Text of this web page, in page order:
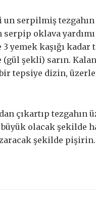
serpilmiş
serpip oklava
yemek kaşığı
şekli) sarın. Kalan
tepsiye dizin,
çıkartıp tezgahın
olacak şekilde
şekilde pişirin.